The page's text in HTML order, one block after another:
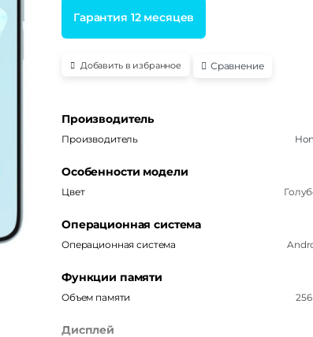
Гарантия 12 месяцев
Добавить в избранное Сравнение
Производитель
Производитель
Особенности модели
Цвет
Операционная система
Операционная система
Функции памяти
Объем памяти
Дисплей